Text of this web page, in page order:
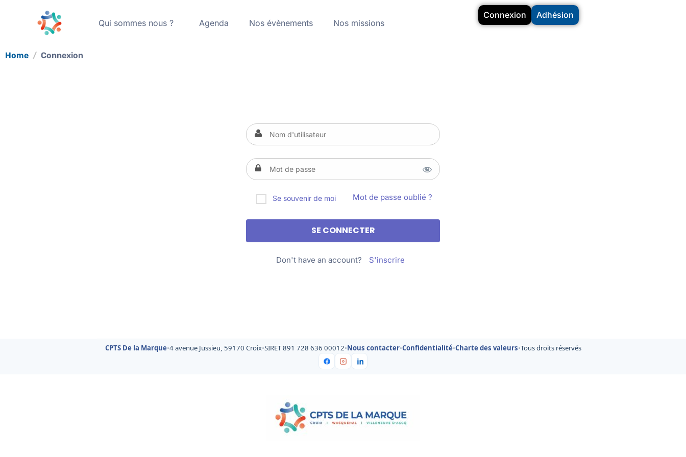
Qui sommes nous ? Agenda Nos évènements Nos missions
Connexion Adhésion
Home Connexion
Se souvenir de moi Mot de passe oublié ?
Don't have an account? S'inscrire
CPTS De la Marque•4 avenue Jussieu, 59170 Croix•SIRET 891 728 636 00012•Nous contacter•Confidentialité•Charte des valeurs•Tous droits réservés